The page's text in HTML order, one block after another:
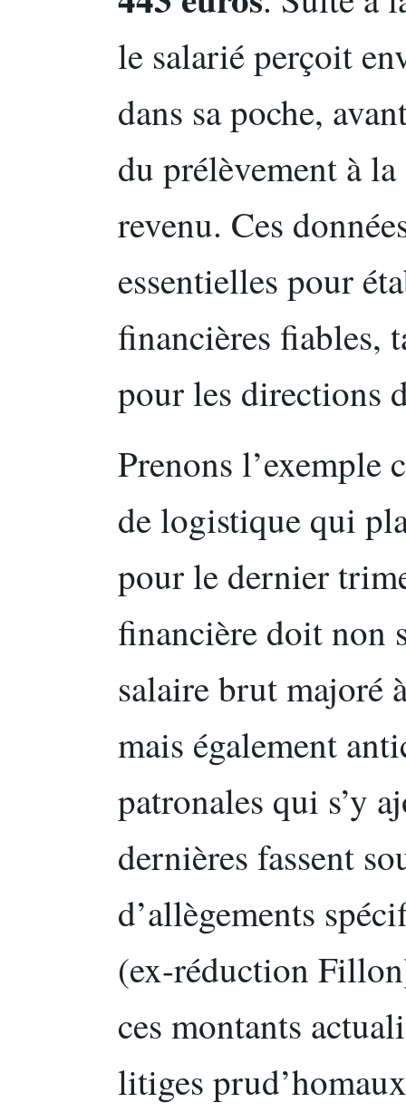
le salarié perçoit
dans sa poche,
du prélèvement à
revenu. Ces
essentielles pour
financières fiables,
pour les directions
Prenons l’exemple
de logistique qui
pour le dernier
financière doit non
salaire brut majoré
mais également
patronales qui s’y
dernières fassent
d’allègements
(ex-réduction
ces montants
litiges